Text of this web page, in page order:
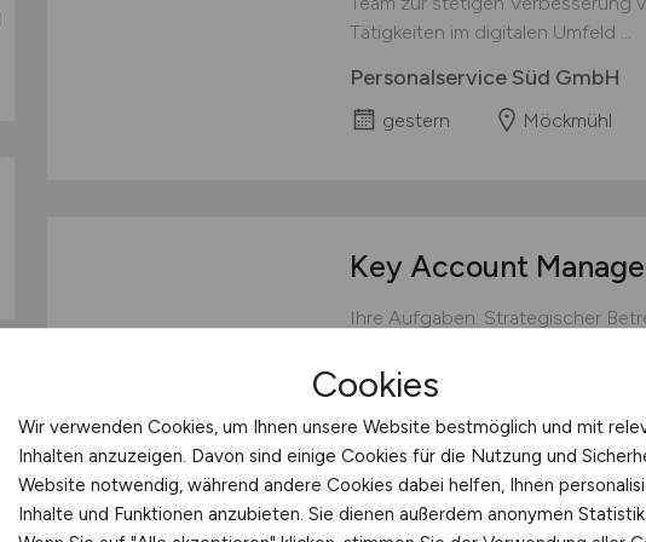
Tätigkeiten im digitalen Umfeld ...
Personalservice Süd GmbH
gestern Möckmühl
Key Account
Ihre Aufgaben: Strategischer
bestehenden und zukünftigen
Ergebnisorientierung zur
Marktanteil; Umsetzung von
Analyse von Verkaufs-KPI´s je
(Produkt / Menge / Preis / Netto /
Sumi Agro
Cookies
Wir verwenden Cookies, um Ihnen unsere Website bestmöglich und mit
Inhalten anzuzeigen. Davon sind einige Cookies für die Nutzung und
Website notwendig, während andere Cookies dabei helfen, Ihnen
Inhalte und Funktionen anzubieten. Sie dienen außerdem anonymen